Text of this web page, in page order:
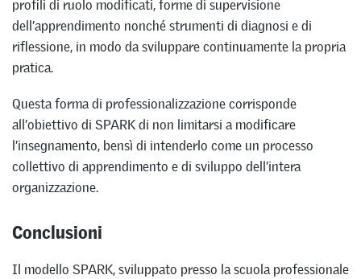
profili di ruolo modificati, forme di supervisione
dell’apprendimento nonché strumenti di diagnosi e di
riflessione, in modo da sviluppare continuamente la propria
pratica.
Questa forma di professionalizzazione corrisponde
all’obiettivo di SPARK di non limitarsi a modificare
l’insegnamento, bensì di intenderlo come un processo
collettivo di apprendimento e di sviluppo dell’intera
organizzazione.
Conclusioni
Il modello SPARK, sviluppato presso la scuola professionale